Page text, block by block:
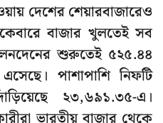
দেশের শেয়ারবাজারেও
বাজার খুলতেই সব
শুরুতেই ৫২৫.৪৪
পাশাপাশি নিফটি
২৩,৬৯১.৩৫-এ।